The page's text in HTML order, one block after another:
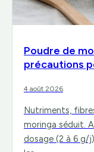
Poudre de
précautions
4 août 2026
Nutriments,
moringa séduit.
dosage (2 à 6 g/